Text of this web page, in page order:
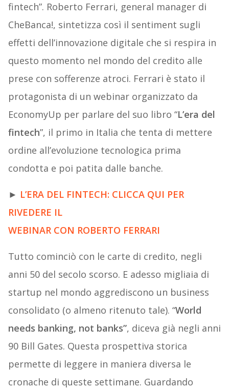
fintech”. Roberto Ferrari, general manager di
CheBanca!, sintetizza così il sentiment sugli
effetti dell’innovazione digitale che si respira in
questo momento nel mondo del credito alle
prese con sofferenze atroci. Ferrari è stato il
protagonista di un webinar organizzato da
EconomyUp per parlare del suo libro “L’era del
fintech”, il primo in Italia che tenta di mettere
ordine all’evoluzione tecnologica prima
condotta e poi patita dalle banche.
► L’ERA DEL FINTECH: CLICCA QUI PER
RIVEDERE IL
WEBINAR CON ROBERTO FERRARI
Tutto cominciò con le carte di credito, negli
anni 50 del secolo scorso. E adesso migliaia di
startup nel mondo aggrediscono un business
consolidato (o almeno ritenuto tale). “World
needs banking, not banks”, diceva già negli anni
90 Bill Gates. Questa prospettiva storica
permette di leggere in maniera diversa le
cronache di queste settimane. Guardando